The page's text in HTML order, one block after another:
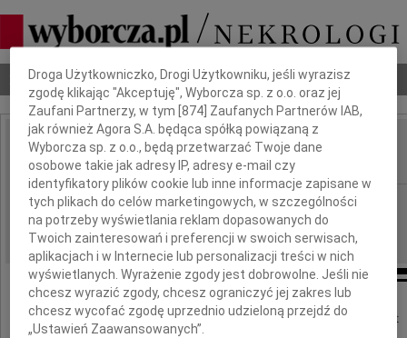
Nekrologi Odeszli Poradnik pogrzebowy
IMIĘ I NAZWISKO: Zofia Kolendo
REGION: Łódź
DATA EMISJI: 22.04.2010
18 kwietnia 2010 roku zmarła w wieku 88 lat
Dbamy o Twoją prywatność
Droga Użytkowniczko, Drogi Użytkowniku, jeśli wyrazisz
zgodę klikając "Akceptuję", Wyborcza sp. z o.o. oraz jej
Zaufani Partnerzy, w tym [874 ] Zaufanych Partnerów IAB,
jak również Agora S.A. będąca spółką powiązaną z
Wyborcza sp. z o.o., będą przetwarzać Twoje dane
osobowe takie jak adresy IP, adresy e-mail czy
identyfikatory plików cookie lub inne informacje zapisane w
tych plikach do celów marketingowych, w szczególności
na potrzeby wyświetlania reklam dopasowanych do
Twoich zainteresowań i preferencji w swoich serwisach,
aplikacjach i w Internecie lub personalizacji treści w nich
wyświetlanych. Wyrażenie zgody jest dobrowolne. Jeśli nie
chcesz wyrazić zgody, chcesz ograniczyć jej zakres lub
chcesz wycofać zgodę uprzednio udzieloną przejdź do
„Ustawień Zaawansowanych”.